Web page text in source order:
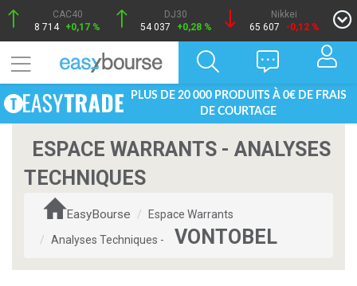
CAC40
8 714 +0,17 %
DJ30
54 037
+0,28 %
Nikkei
65 607
-0,12 %
PLUS DE 20 000 PRODUITS À 0€ DE FRAIS
DE COURTAGE
ESPACE WARRANTS - ANALYSES
TECHNIQUES
EasyBourse
Espace Warrants
Analyses Techniques -
VONTOBEL